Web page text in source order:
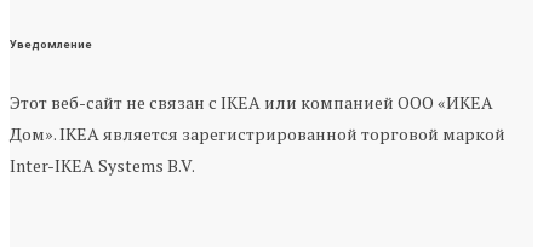
Уведомление
Этот веб-сайт не связан с IKEA или компанией ООО «ИКЕА
Дом». IKEA является зарегистрированной торговой маркой
Inter-IKEA Systems B.V.